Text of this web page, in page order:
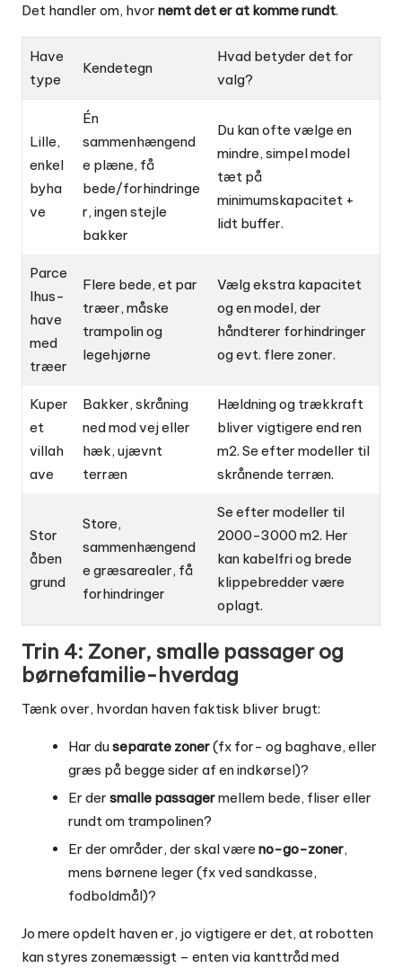
Det handler om, hvor nemt det er at komme rundt.
Have
type
Kendetegn
Hvad betyder det for
valg?
Lille,
enkel
byha
ve
Én
sammenhængend
e plæne, få
bede/forhindringe
r, ingen stejle
bakker
Du kan ofte vælge en
mindre, simpel model
tæt på
minimumskapacitet +
lidt buffer.
Parce
lhus-
have
med
træer
Flere bede, et par
træer, måske
trampolin og
legehjørne
Vælg ekstra kapacitet
og en model, der
håndterer forhindringer
og evt. flere zoner.
Kuper
et
villah
ave
Bakker, skråning
ned mod vej eller
hæk, ujævnt
terræn
Hældning og trækkraft
bliver vigtigere end ren
m2. Se efter modeller til
skrånende terræn.
Stor
åben
grund
Store,
sammenhængend
e græsarealer, få
forhindringer
Se efter modeller til
2000-3000 m2. Her
kan kabelfri og brede
klippebredder være
oplagt.
Trin 4: Zoner, smalle passager og
børnefamilie-hverdag
Tænk over, hvordan haven faktisk bliver brugt:
Har duseparate zoner(fx for- og baghave, eller
græs på begge sider af en indkørsel)?
Er der smalle passagermellem bede, fliser eller
rundt om trampolinen?
Er der områder, der skal være no-go-zoner,
mens børnene leger (fx ved sandkasse,
fodboldmål)?
Jo mere opdelt haven er, jo vigtigere er det, at robotten
kan styres zonemæssigt – enten via kanttråd med